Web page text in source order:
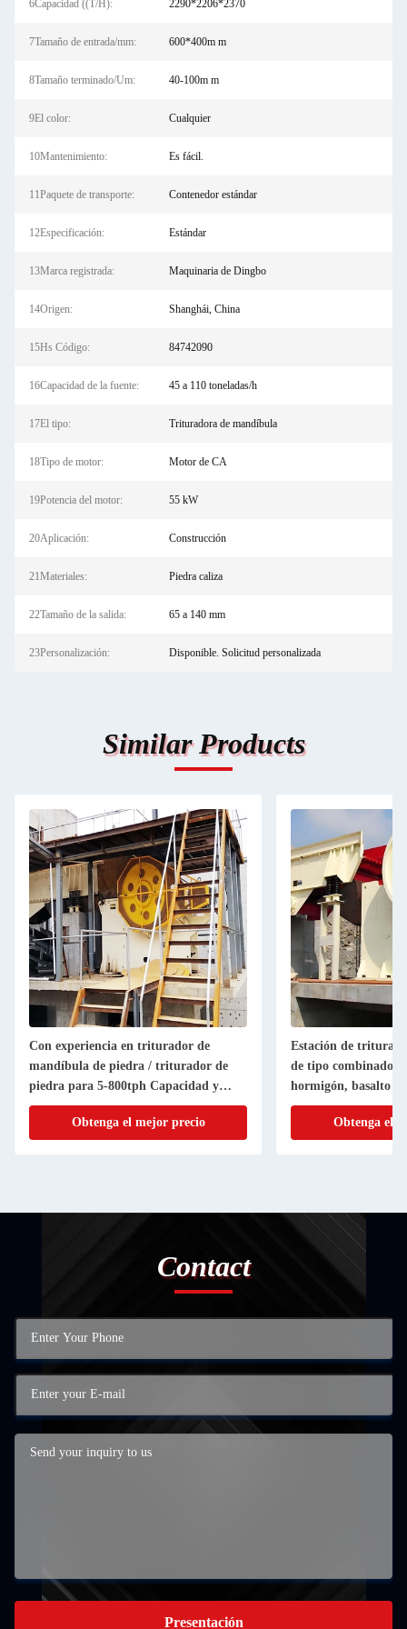
6Capacidad ((T/H): 2290*2206*2370
7Tamaño de entrada/mm: 600*400m m
8Tamaño terminado/Um: 40-100m m
9El color: Cualquier
10Mantenimiento: Es fácil.
11Paquete de transporte: Contenedor estándar
12Especificación: Estándar
13Marca registrada: Maquinaria de Dingbo
14Origen: Shanghái, China
15Hs Código: 84742090
16Capacidad de la fuente: 45 a 110 toneladas/h
17El tipo: Trituradora de mandíbula
18Tipo de motor: Motor de CA
19Potencia del motor: 55 kW
20Aplicación: Construcción
21Materiales: Piedra caliza
22Tamaño de la salida: 65 a 140 mm
23Personalización: Disponible. Solicitud personalizada
Similar Products
Con experiencia en triturador de
mandíbula de piedra / triturador de
piedra para 5-800tph Capacidad y
certificación ISO
Obtenga el mejor precio
Estación de
de tipo combinado
hormigón, basalto y
Obtenga el
Contact
Presentación